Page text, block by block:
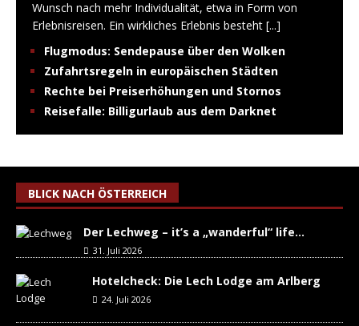
Wunsch nach mehr Individualität, etwa in Form von
Erlebnisreisen. Ein wirkliches Erlebnis besteht [...]
Flugmodus: Sendepause über den Wolken
Zufahrtsregeln in europäischen Städten
Rechte bei Preiserhöhungen und Stornos
Reisefalle: Billigurlaub aus dem Darknet
BLICK NACH ÖSTERREICH
Der Lechweg – it’s a „wanderful“ life…
31. Juli 2026
Hotelcheck: Die Lech Lodge am Arlberg
24. Juli 2026